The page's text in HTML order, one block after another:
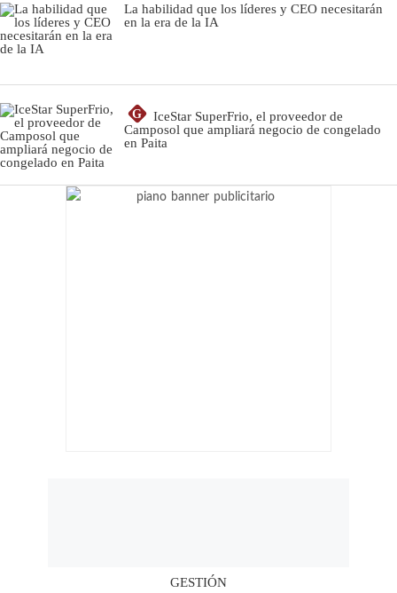
La habilidad que los líderes y CEO necesitarán
en la era de la IA
G
IceStar SuperFrio, el proveedor de
Camposol que ampliará negocio de congelado
en Paita